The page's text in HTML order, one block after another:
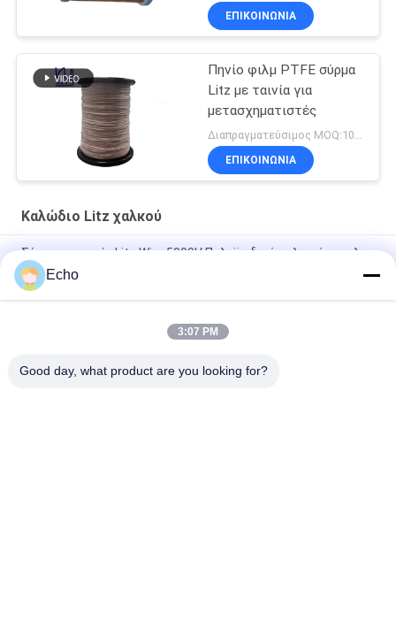
ΕΠΙΚΟΙΝΩΝΙΑ
Πηνίο φιλμ PTFE σύρμα
Litz με ταινία για
μετασχηματιστές
ΕΠΙΚΟΙΝΩΝΙΑ
Καλώδιο Litz χαλκού
Σύρμα με ταινία Litz Wire 5000V Πολυϊμιδικό τυλιγμένο φιλμ
Mylar Καλυμμένο σύρμα χαλκού
Custom Litz Wire 0,03mmx600/2000 Kapton Tapeed Copper
Echo
3:07 PM
Good day, what product are you looking for?